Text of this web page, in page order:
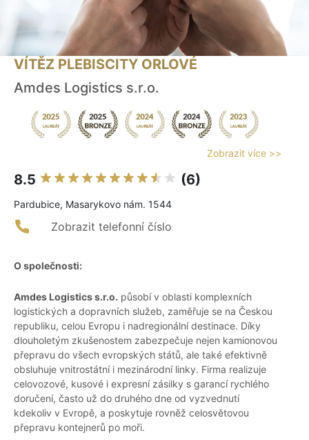
VÍTĚZ PLEBISCITY ORLOVÉ
Amdes Logistics s.r.o.
Zobrazit více >>
8.5 (6)
Pardubice, Masarykovo nám. 1544
Zobrazit telefonní číslo
O společnosti:
Amdes Logistics s.r.o. působí v oblasti komplexních
logistických a dopravních služeb, zaměřuje se na Českou
republiku, celou Evropu i nadregionální destinace. Díky
dlouholetým zkušenostem zabezpečuje nejen kamionovou
přepravu do všech evropských států, ale také efektivně
obsluhuje vnitrostátní i mezinárodní linky. Firma realizuje
celovozové, kusové i expresní zásilky s garancí rychlého
doručení, často už do druhého dne od vyzvednutí
kdekoliv v Evropě, a poskytuje rovněž celosvětovou
přepravu kontejnerů po moři.